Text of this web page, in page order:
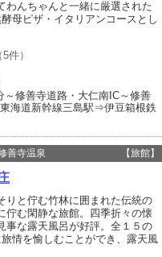
わんちゃんと一緒に厳選された
母ピザ・イタリアンコースとし
5件）
修善寺道路・大仁南IC～修善
海道新幹線三島駅⇒伊豆箱根鉄
善寺温泉 【旅館】
と佇む竹林に囲まれた伝統の
む閑静な旅館。四季折々の懐
事な露天風呂が好評。全１５の
情を愉しむことができ、露天風